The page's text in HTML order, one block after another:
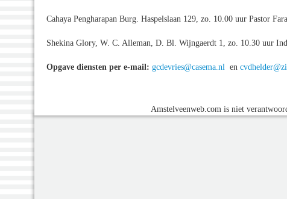
Cahaya Pengharapan Burg. Haspelslaan 129, zo. 10.00 uur Pastor
Shekina Glory, W. C. Alleman, D. Bl. Wijngaerdt 1, zo. 10.30 uur
Opgave diensten per e-mail: gcdevries@casema.nl en
Amstelveenweb.com is niet